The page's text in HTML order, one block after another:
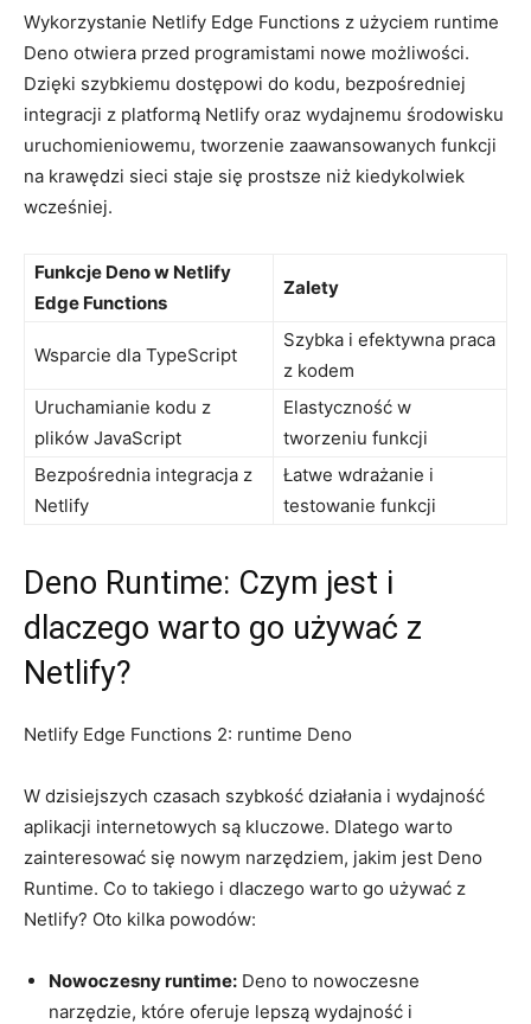
Wykorzystanie Netlify ⁣Edge Functions z użyciem ⁢runtime
Deno otwiera​ przed programistami ‍nowe możliwości.⁢
Dzięki‍ szybkiemu dostępowi​ do​ kodu, ‌bezpośredniej⁤
integracji‌ z platformą Netlify⁢ oraz wydajnemu ⁢środowisku
uruchomieniowemu, tworzenie zaawansowanych ⁤funkcji
na krawędzi sieci staje się prostsze niż⁤ kiedykolwiek
wcześniej.
Funkcje Deno w Netlify
Edge Functions
Zalety
Wsparcie dla TypeScript
Szybka i efektywna praca
⁤z kodem
Uruchamianie kodu z
plików JavaScript
Elastyczność w
⁣tworzeniu funkcji
Bezpośrednia ‍integracja z
Netlify
Łatwe wdrażanie i
testowanie funkcji
Deno Runtime: Czym jest i
dlaczego warto go ⁤używać z
Netlify?
Netlify ⁤Edge ‍Functions ‌2: runtime ‍Deno
W dzisiejszych⁢ czasach szybkość działania⁤ i wydajność
‌aplikacji ‍internetowych są kluczowe. Dlatego ⁢warto
⁢zainteresować się nowym narzędziem, jakim jest Deno
Runtime. Co to takiego ⁢i ⁣dlaczego warto go używać z
Netlify? Oto ⁣kilka powodów:
Nowoczesny runtime: Deno to ⁤nowoczesne
narzędzie, które oferuje⁣ lepszą wydajność i